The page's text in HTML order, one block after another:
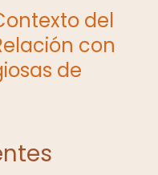
del
con
de